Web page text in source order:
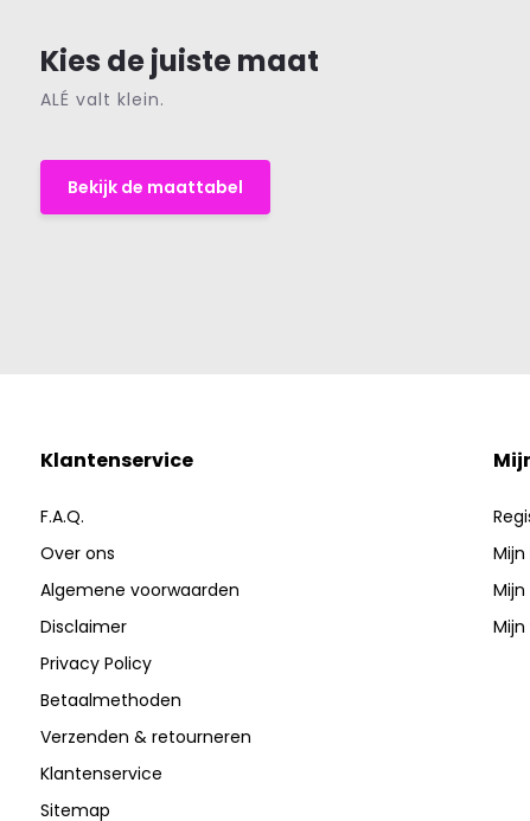
Kies de juiste maat
ALÉ valt klein.
Bekijk de maattabel
Klantenservice
F.A.Q.
Over ons
Algemene voorwaarden
Disclaimer
Privacy Policy
Betaalmethoden
Verzenden & retourneren
Klantenservice
Sitemap